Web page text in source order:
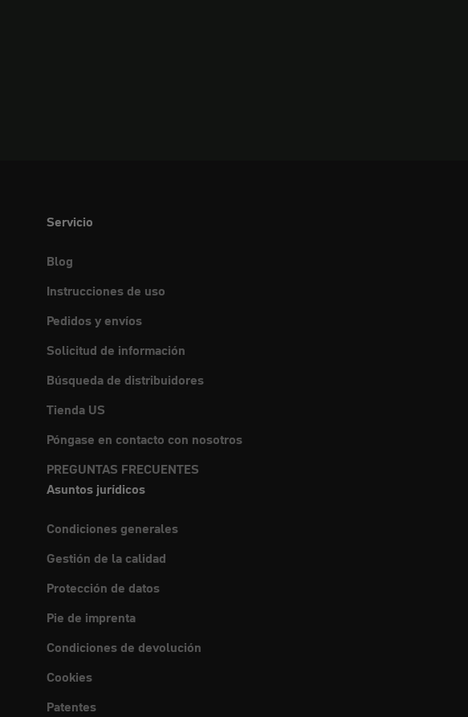
Servicio
Blog
Instrucciones de uso
Pedidos y envíos
Solicitud de información
Búsqueda de distribuidores
Tienda US
Póngase en contacto con nosotros
PREGUNTAS FRECUENTES
Asuntos jurídicos
Condiciones generales
Gestión de la calidad
Protección de datos
Pie de imprenta
Condiciones de devolución
Cookies
Patentes